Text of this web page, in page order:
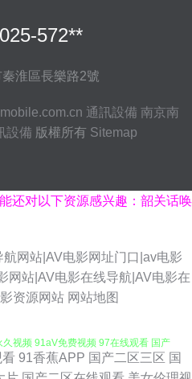
572**
淮區長樂路2號
通訊設備 南京南
設備 版權所有 Sitemap
还对以下资源感兴趣：韶关话唤
网站|AV电影网址门口|av电影
网站|AV电影在线导航|AV电影在
资源网站 网站地图
福利撸撸导航 黄色三级人妻 另类专区
涩涩大片 丁香五月天导航网 久草真操
看 91香蕉APP 国产二区三区 国